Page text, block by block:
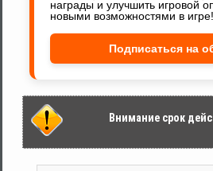
награды и улучшить игровой
новыми возможностями в
Подписаться на
Внимание срок